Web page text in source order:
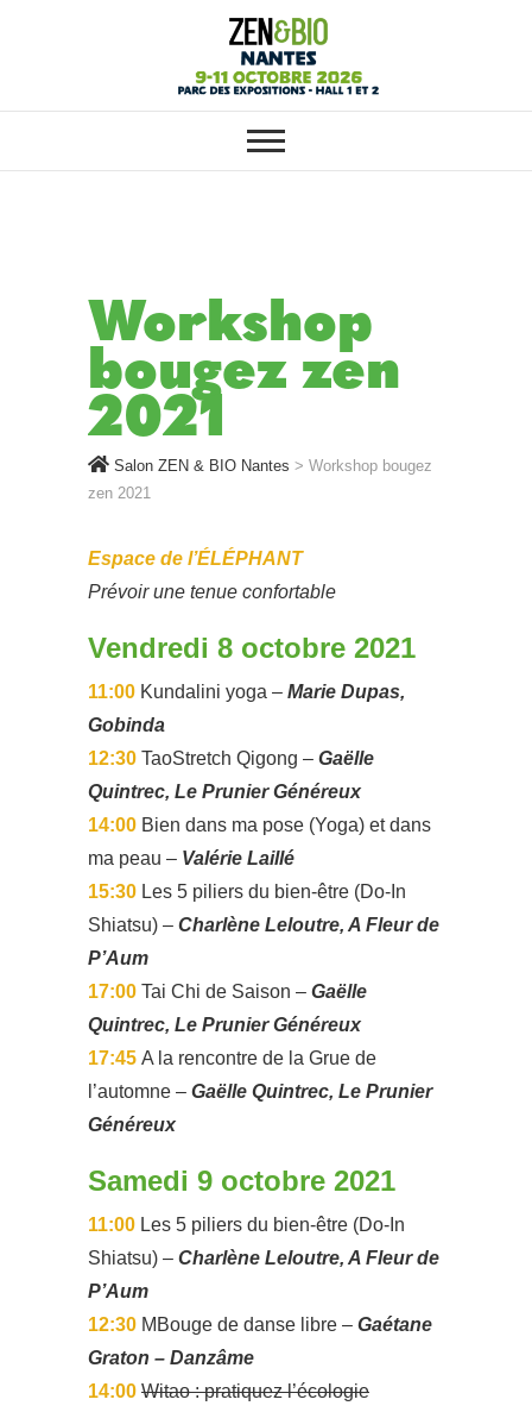
Salon ZEN & BIO
Nantes
SALON ZEN & BIO NANTES :
VOTRE SALON BIO, BIEN-ÊTRE
ET HABITAT SAIN
Workshop
bougez zen
2021
Salon ZEN & BIO Nantes > Workshop bougez
zen 2021
Espace de l’ÉLÉPHANT
Prévoir une tenue confortable
Vendredi 8 octobre 2021
11:00 Kundalini yoga – Marie Dupas,
Gobinda
12:30 TaoStretch Qigong – Gaëlle
Quintrec, Le Prunier Généreux
14:00 Bien dans ma pose (Yoga) et dans
ma peau – Valérie Laillé
15:30 Les 5 piliers du bien-être (Do-In
Shiatsu) – Charlène Leloutre, A Fleur de
P’Aum
17:00 Tai Chi de Saison – Gaëlle
Quintrec, Le Prunier Généreux
17:45 A la rencontre de la Grue de
l’automne – Gaëlle Quintrec, Le Prunier
Généreux
Samedi 9 octobre 2021
11:00 Les 5 piliers du bien-être (Do-In
Shiatsu) – Charlène Leloutre, A Fleur de
P’Aum
12:30 MBouge de danse libre – Gaétane
Graton – Danzâme
14:00 Witao : pratiquez l’écologie